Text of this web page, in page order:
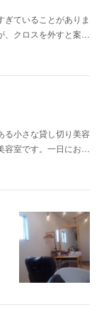
ていることがありま
、クロスを外すと案…
る小さな貸し切り美容
容室です。一日にお…